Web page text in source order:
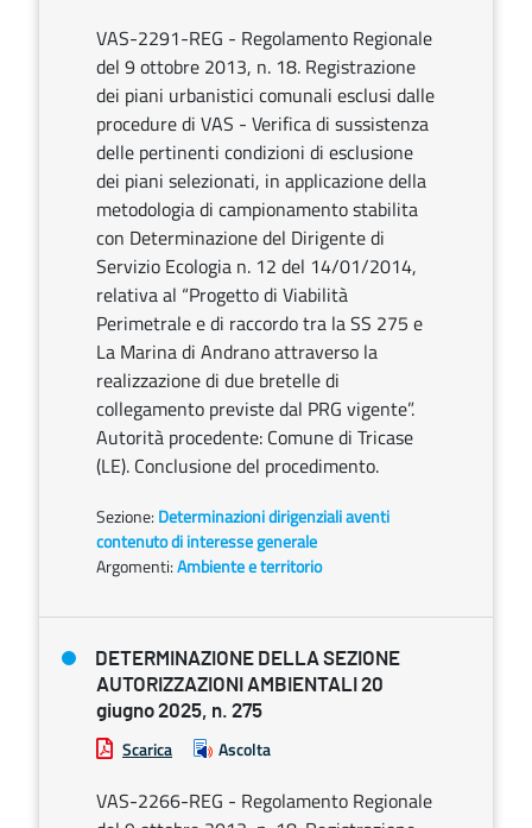
VAS-2291-REG - Regolamento Regionale
del 9 ottobre 2013, n. 18. Registrazione
dei piani urbanistici comunali esclusi dalle
procedure di VAS - Verifica di sussistenza
delle pertinenti condizioni di esclusione
dei piani selezionati, in applicazione della
metodologia di campionamento stabilita
con Determinazione del Dirigente di
Servizio Ecologia n. 12 del 14/01/2014,
relativa al “Progetto di Viabilità
Perimetrale e di raccordo tra la SS 275 e
La Marina di Andrano attraverso la
realizzazione di due bretelle di
collegamento previste dal PRG vigente”.
Autorità procedente: Comune di Tricase
(LE). Conclusione del procedimento.
Sezione: Determinazioni dirigenziali aventi
contenuto di interesse generale
Argomenti:Ambiente e territorio
DETERMINAZIONE DELLA SEZIONE
AUTORIZZAZIONI AMBIENTALI 20
giugno 2025, n. 275
Scarica Ascolta
VAS-2266-REG - Regolamento Regionale